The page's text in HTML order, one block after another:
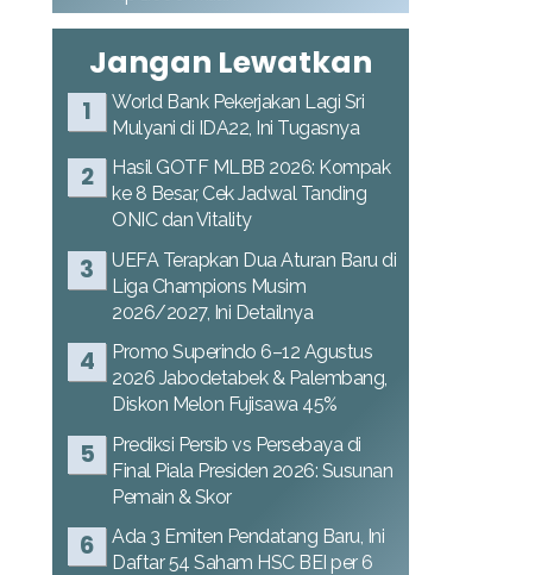
Jangan Lewatkan
World Bank Pekerjakan Lagi Sri
Mulyani di IDA22, Ini Tugasnya
Hasil GOTF MLBB 2026: Kompak
ke 8 Besar, Cek Jadwal Tanding
ONIC dan Vitality
UEFA Terapkan Dua Aturan Baru di
Liga Champions Musim
2026/2027, Ini Detailnya
Promo Superindo 6–12 Agustus
2026 Jabodetabek & Palembang,
Diskon Melon Fujisawa 45%
Prediksi Persib vs Persebaya di
Final Piala Presiden 2026: Susunan
Pemain & Skor
Ada 3 Emiten Pendatang Baru, Ini
Daftar 54 Saham HSC BEI per 6